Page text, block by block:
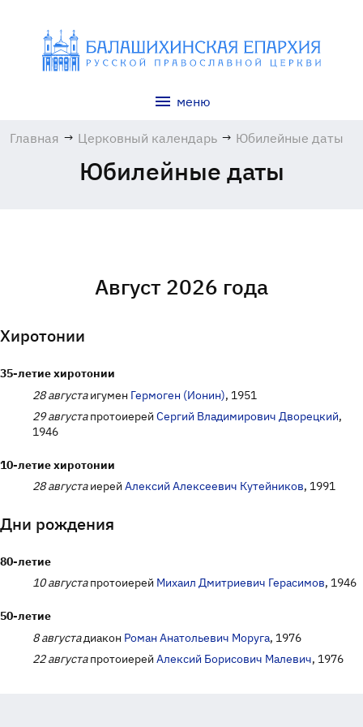
меню
Главная → Церковный календарь → Юбилейные даты
Юбилейные даты
Август 2026 года
Хиротонии
35-летие хиротонии
28 августа игумен Гермоген (Ионин), 1951
29 августа протоиерей Сергий Владимирович Дворецкий,
1946
10-летие хиротонии
28 августа иерей Алексий Алексеевич Кутейников, 1991
Дни рождения
80-летие
10 августа протоиерей Михаил Дмитриевич Герасимов, 1946
50-летие
8 августа диакон Роман Анатольевич Моруга, 1976
22 августа протоиерей Алексий Борисович Малевич, 1976